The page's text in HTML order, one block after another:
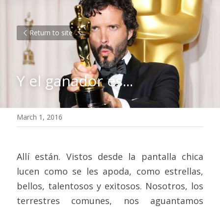
Return to site
Y el ganador es...
March 1, 2016
Allí están. Vistos desde la pantalla chica
lucen como se les apoda, como estrellas,
bellos, talentosos y exitosos. Nosotros, los
terrestres comunes, nos aguantamos